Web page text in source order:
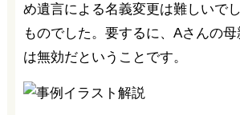
め遺言による名義変更は難しいで
ものでした。要するに、Aさんの
は無効だということです。